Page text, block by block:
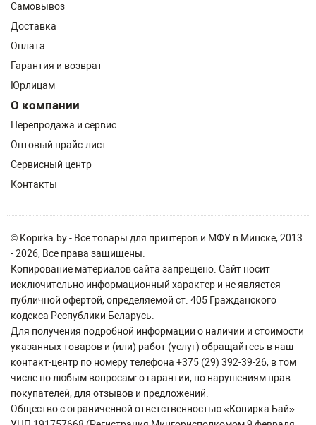
Самовывоз
Доставка
Оплата
Гарантия и возврат
Юрлицам
О компании
Перепродажа и сервис
Оптовый прайс-лист
Сервисный центр
Контакты
© Kopirka.by - Все товары для принтеров и МФУ в Минске, 2013
- 2026, Все права защищены.
Копирование материалов сайта запрещено. Сайт носит
исключительно информационный характер и не является
публичной офертой, определяемой ст. 405 Гражданского
кодекса Республики Беларусь.
Для получения подробной информации о наличии и стоимости
указанных товаров и (или) работ (услуг) обращайтесь в наш
контакт-центр по номеру телефона +375 (29) 392-39-26, в том
числе по любым вопросам: о гарантии, по нарушениям прав
покупателей, для отзывов и предложений.
Общество с ограниченной ответственностью «Копирка Бай»